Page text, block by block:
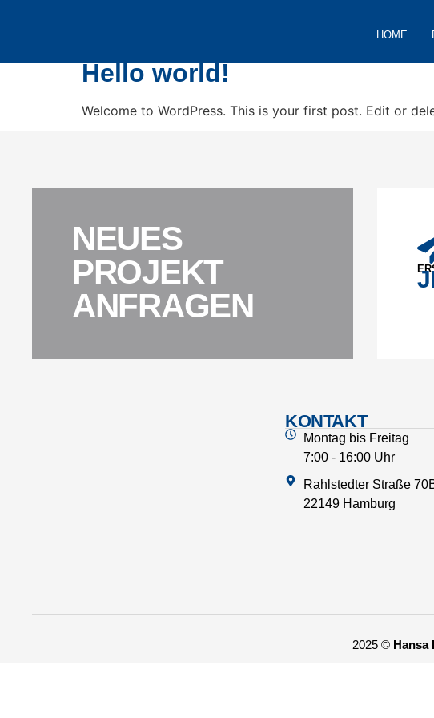
HOME
Hello world!
Welcome to WordPress. This is your first post. Edit or
NEUES
PROJEKT
ANFRAGEN
KONTAKT
Montag bis Freitag
7:00 - 16:00 Uhr
Rahlstedter Straße
22149 Hamburg
2025 © Hansa